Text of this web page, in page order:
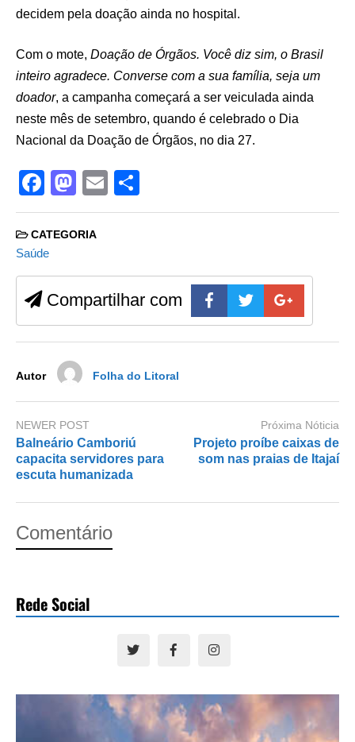
decidem pela doação ainda no hospital.
Com o mote, Doação de Órgãos. Você diz sim, o Brasil
inteiro agradece. Converse com a sua família, seja um
doador, a campanha começará a ser veiculada ainda
neste mês de setembro, quando é celebrado o Dia
Nacional da Doação de Órgãos, no dia 27.
F
a
c
e
b
o
o
M
a
st
d
o
n
E
m h
CATEGORIA
Saúde
Compartilhar com
Autor Folha do Litoral
NEWER POST
Balneário Camboriú
capacita servidores para
escuta humanizada
Próxima Nóticia
Projeto proíbe caixas de
som nas praias de Itajaí
Comentário
Rede Social